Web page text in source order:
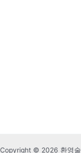
Copyright © 2026 환영술